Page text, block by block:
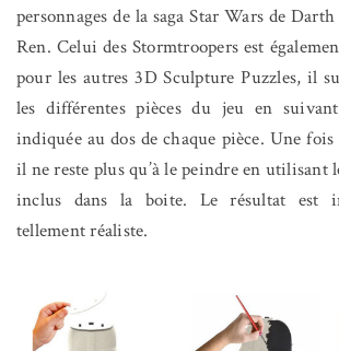
personnages de la saga Star Wars de
Ren. Celui des Stormtroopers est
pour les autres 3D Sculpture Puzzles, il
les différentes pièces du jeu en
indiquée au dos de chaque pièce. Une
il ne reste plus qu’à le peindre en utilisant
inclus dans la boite. Le résultat est
tellement réaliste.